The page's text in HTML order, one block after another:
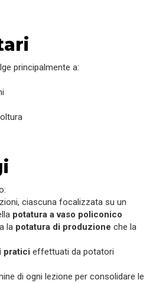
principalmente a:
ciascuna focalizzata su un
potatura a vaso policonico
la potatura di produzione che la
pratici effettuati da potatori
di ogni lezione per consolidare le